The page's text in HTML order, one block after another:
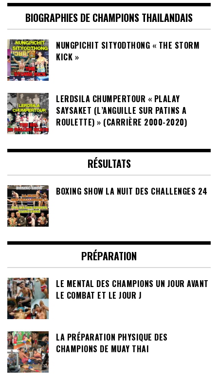
BIOGRAPHIES DE CHAMPIONS THAILANDAIS
NUNGPICHIT SITYODTHONG « THE STORM
KICK »
LERDSILA CHUMPERTOUR « PLALAY
SAYSAKET (L’ANGUILLE SUR PATINS A
ROULETTE) » (CARRIÈRE 2000-2020)
RÉSULTATS
BOXING SHOW LA NUIT DES CHALLENGES 24
PRÉPARATION
LE MENTAL DES CHAMPIONS UN JOUR AVANT
LE COMBAT ET LE JOUR J
LA PRÉPARATION PHYSIQUE DES
CHAMPIONS DE MUAY THAI